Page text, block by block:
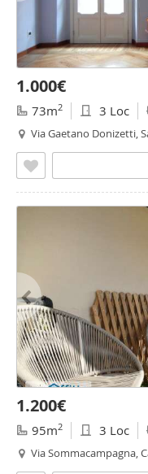
1.000€
73m2 3 Loc
Via Gaetano Donizetti,
1.200€
95m2 3 Loc
Via Sommacampagna,